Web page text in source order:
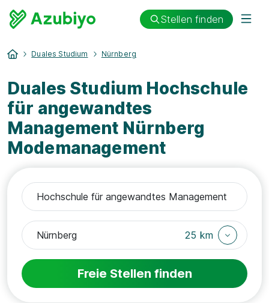
Stellen finden
Duales Studium Nürnberg
Duales Studium Hochschule
für angewandtes
Management Nürnberg
Modemanagement
25 km
Freie Stellen finden